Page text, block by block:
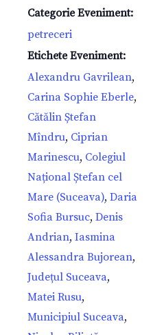
Categorie Eveniment:
petreceri
Etichete Eveniment:
Alexandru Gavrilean,
Carina Sophie Eberle,
Cătălin Ștefan
Mîndru, Ciprian
Marinescu, Colegiul
Național Ștefan cel
Mare (Suceava), Daria
Sofia Bursuc, Denis
Andrian, Iasmina
Alessandra Bujorean,
Județul Suceava,
Matei Rusu,
Municipiul Suceava,